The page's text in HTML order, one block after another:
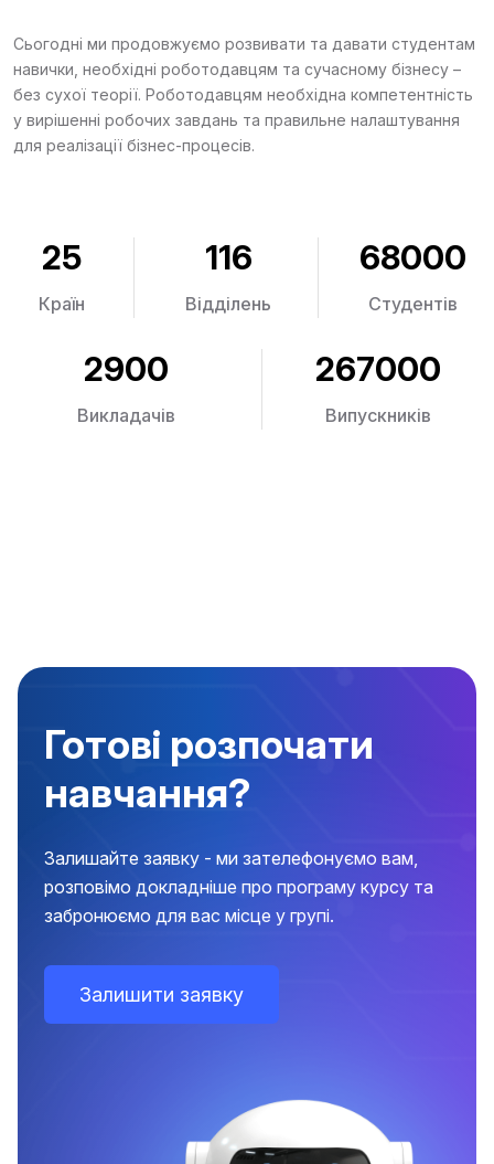
Сьогодні ми продовжуємо розвивати та давати студентам
навички, необхідні роботодавцям та сучасному бізнесу –
без сухої теорії. Роботодавцям необхідна компетентність
у вирішенні робочих завдань та правильне налаштування
для реалізації бізнес-процесів.
25
Країн
116
Відділень
68000
Студентів
2900
Викладачів
267000
Випускників
Готові розпочати
навчання?
Залишайте заявку - ми зателефонуємо вам,
розповімо докладніше про програму курсу та
забронюємо для вас місце у групі.
Залишити заявку